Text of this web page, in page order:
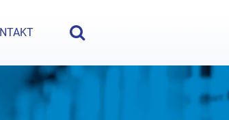
Nehmen Sie Kontakt auf: